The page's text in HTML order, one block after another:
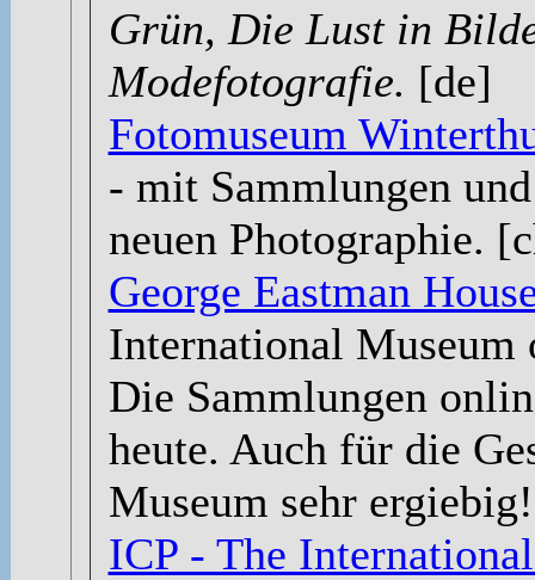
Grün, Die Lust in
Modefotografie. [de]
Fotomuseum
- mit Sammlungen
neuen Photographie.
George Eastman
International Museum
Die Sammlungen
heute. Auch für die
Museum sehr
ICP - The